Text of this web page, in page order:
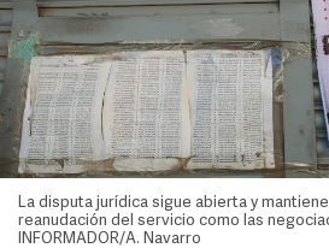
La disputa jurídica sigue abierta y
reanudación del servicio como las
INFORMADOR/A. Navarro